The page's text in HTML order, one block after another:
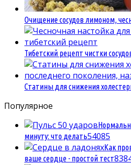
Очищение сосудов лимоном,
Тибетский рецепт чистки
Статины для снижения
Популярное
минуту: что делать54085
Как
ваше сердце - простой тест8